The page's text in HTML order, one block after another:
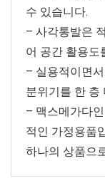
수 있습니다.
– 사각통발은
어 공간 활용도
– 실용적이면
분위기를 한 층
– 맥스메가다
적인 가정용품
하나의 상품으